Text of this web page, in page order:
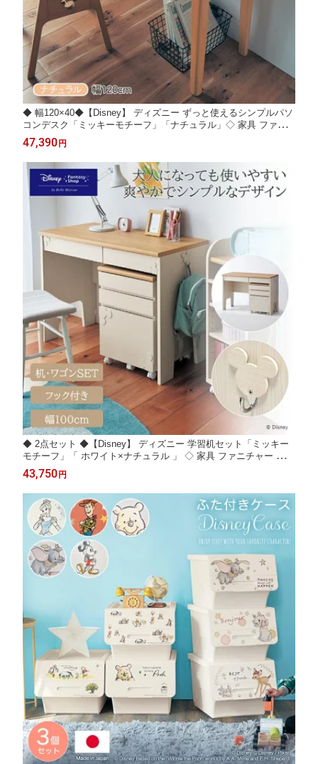
◆ 幅120×40◆【Disney】 ディズニー ずっと使えるシンプルパソ
コンデスク「ミッキーモチーフ」「ナチュラル」◇ 家具 ファニ
チャー デスク パソコンデスク パソコン台 PCデスク デスク 机 新
生活 ◇
47,390円
◆ 2点セット ◆【Disney】 ディズニー 学習机セット「ミッキー
モチーフ」「 ホワイト×ナチュラル 」 ◇ 家具 ファニチャー デス
ク 学習机 学習デスク デスク 机 新生活 小学生 子供部屋 ワゴン
セット ◇
43,750円